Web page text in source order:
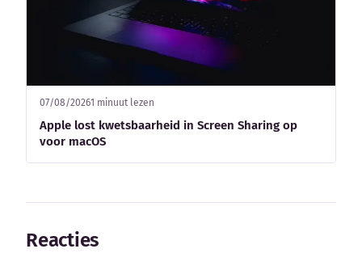
07/08/20261 minuut lezen
Apple lost kwetsbaarheid in Screen Sharing op
voor macOS
Reacties